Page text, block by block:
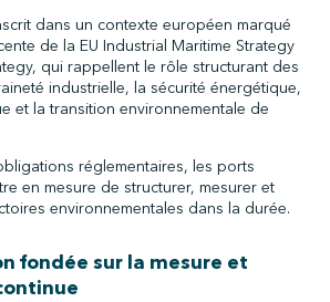
dans un contexte européen marqué
de la EU Industrial Maritime Strategy
qui rappellent le rôle structurant des
industrielle, la sécurité énergétique,
et la transition environnementale de
réglementaires, les ports
en mesure de structurer, mesurer et
environnementales dans la durée.
fondée sur la mesure et